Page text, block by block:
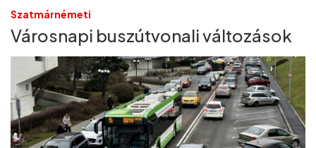
Szatmárnémeti
Városnapi buszútvonali változások